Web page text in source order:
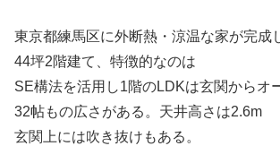
東京都練馬区に外断熱・涼温な家が完成
44坪2階建て、特徴的なのは
SE構法を活用し1階のLDKは玄関からオ
32帖もの広さがある。天井高さは2.6m
玄関上には吹き抜けもある。